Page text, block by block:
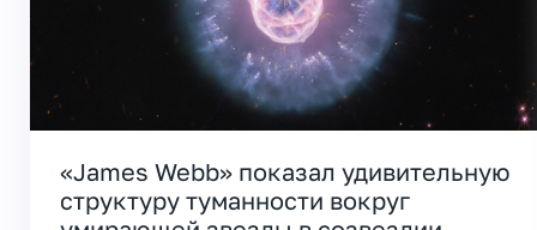
«James Webb» показал удивительную
структуру туманности вокруг